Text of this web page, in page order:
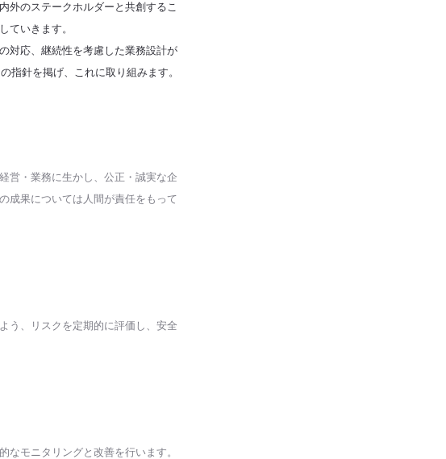
外のステークホルダーと共創するこ
ていきます。
対応、継続性を考慮した業務設計が
指針を掲げ、これに取り組みます。
営・業務に生かし、公正・誠実な企
成果については人間が責任をもって
う、リスクを定期的に評価し、安全
モニタリングと改善を行います。